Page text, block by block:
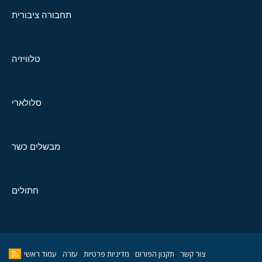
תחבורה ציבורית
טלוויזיה
סלולארי
מבשלים כשר
חתולים
צור קשר תקנון הפורום מדיניות פרטיות עזרה עמוד ראשי